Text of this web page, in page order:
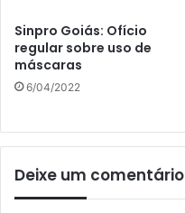
Sinpro Goiás: Ofício
regular sobre uso de
máscaras
6/04/2022
Deixe um comentário